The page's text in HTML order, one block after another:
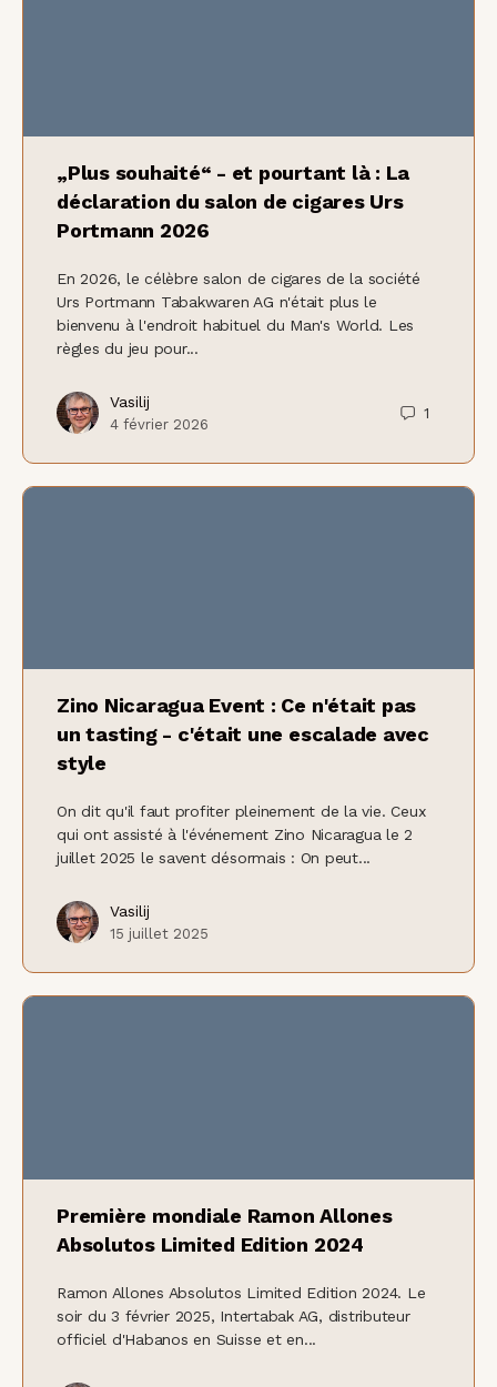
„Plus souhaité“ - et pourtant là : La
déclaration du salon de cigares Urs
Portmann 2026
En 2026, le célèbre salon de cigares de la société
Urs Portmann Tabakwaren AG n'était plus le
bienvenu à l'endroit habituel du Man's World. Les
règles du jeu pour...
Vasilij
4 février 2026
1
Zino Nicaragua Event : Ce n'était pas
un tasting - c'était une escalade avec
style
On dit qu'il faut profiter pleinement de la vie. Ceux
qui ont assisté à l'événement Zino Nicaragua le 2
juillet 2025 le savent désormais : On peut...
Vasilij
15 juillet 2025
Première mondiale Ramon Allones
Absolutos Limited Edition 2024
Ramon Allones Absolutos Limited Edition 2024. Le
soir du 3 février 2025, Intertabak AG, distributeur
officiel d'Habanos en Suisse et en...